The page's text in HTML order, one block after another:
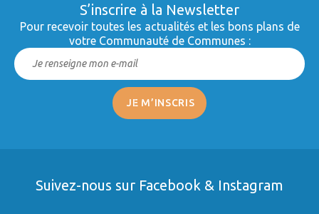
S’inscrire à la Newsletter
Pour recevoir toutes les actualités et les bons plans de
votre Communauté de Communes :
Suivez-nous sur Facebook & Instagram